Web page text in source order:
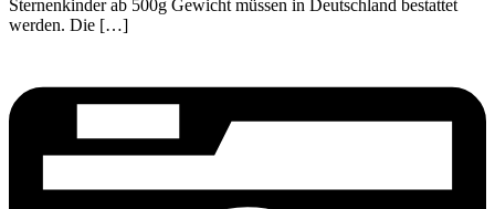
Sternenkinder ab 500g Gewicht müssen in Deutschland bestattet
werden. Die […]